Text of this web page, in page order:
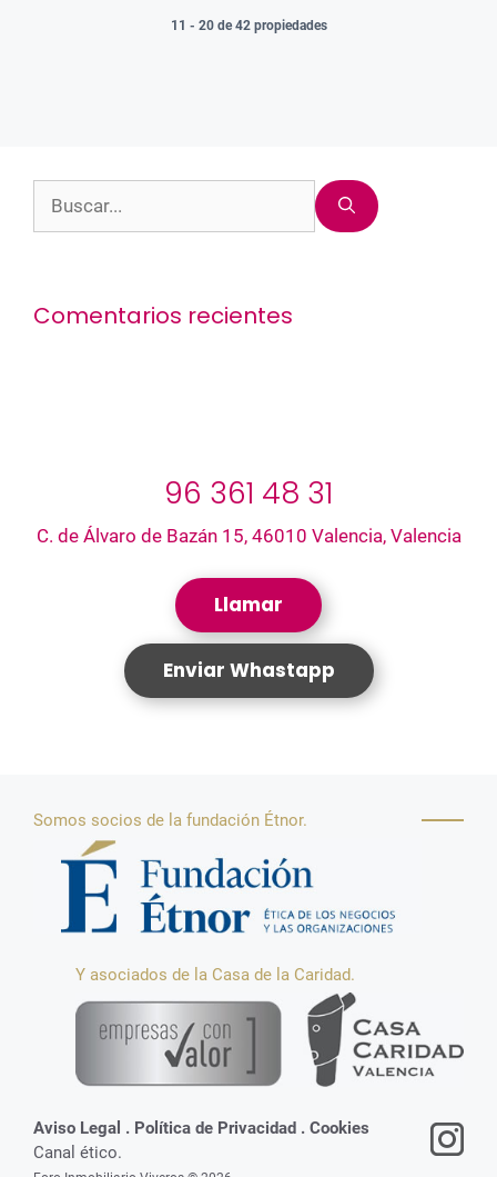
11 - 20 de 42 propiedades
Comentarios recientes
96 361 48 31
C. de Álvaro de Bazán 15, 46010 Valencia, Valencia
Llamar
Enviar Whastapp
Somos socios de la fundación Étnor.
Y asociados de la Casa de la Caridad.
Aviso Legal . Política de Privacidad . Cookies
Canal ético.